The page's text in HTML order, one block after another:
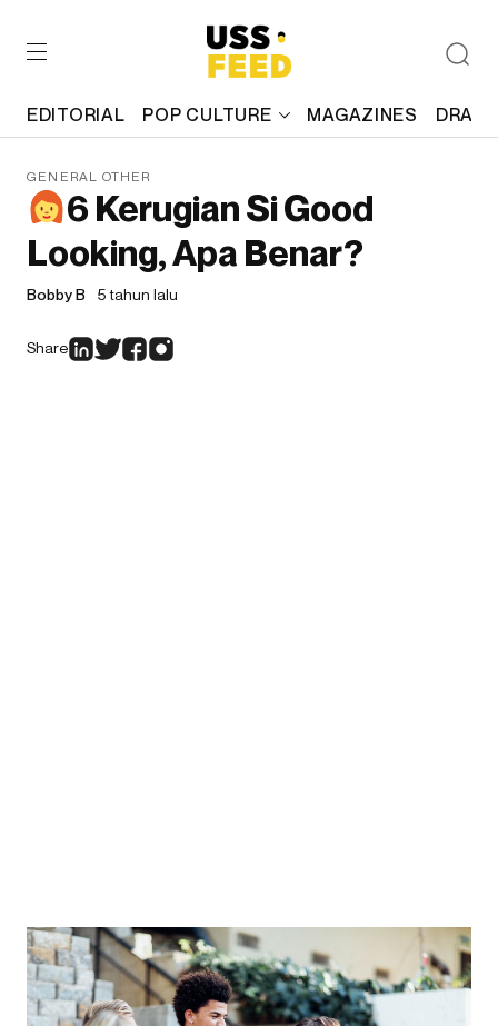
EDITORIAL POP CULTURE MAGAZINES
GENERAL OTHER
6 Kerugian Si Good
Looking, Apa Benar?
Bobby B 5 tahun lalu
Share